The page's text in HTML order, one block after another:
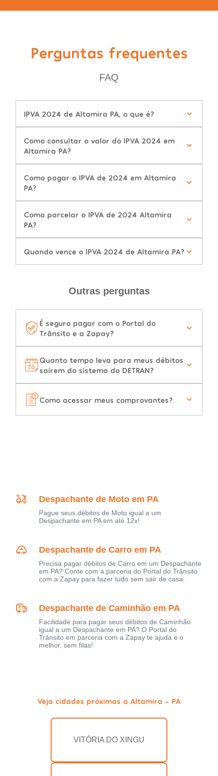
Perguntas frequentes
FAQ
IPVA 2024 de Altamira PA, o que é?
Como consultar o valor do IPVA 2024 em
Altamira PA?
Como pagar o IPVA de 2024 em Altamira
PA?
Como parcelar o IPVA de 2024 Altamira
PA?
Quando vence o IPVA 2024 de Altamira PA?
Outras perguntas
É seguro pagar com o Portal do
Trânsito e a Zapay?
Quanto tempo leva para meus débitos
saírem do sistema do DETRAN?
Como acessar meus comprovantes?
Despachante de Moto em PA
Pague seus débitos de Moto igual a um
Despachante em PA em até 12x!
Despachante de Carro em PA
Precisa pagar débitos de Carro em um Despachante
em PA? Conte com a parceria do Portal do Trânsito
com a Zapay para fazer tudo sem sair de casa.
Despachante de Caminhão em PA
Facilidade para pagar seus débitos de Caminhão
igual a um Despachante em PA? O Portal do
Trânsito em parceria com a Zapay te ajuda e o
melhor, sem filas!
Veja cidades próximas a Altamira - PA
VITÓRIA DO XINGU